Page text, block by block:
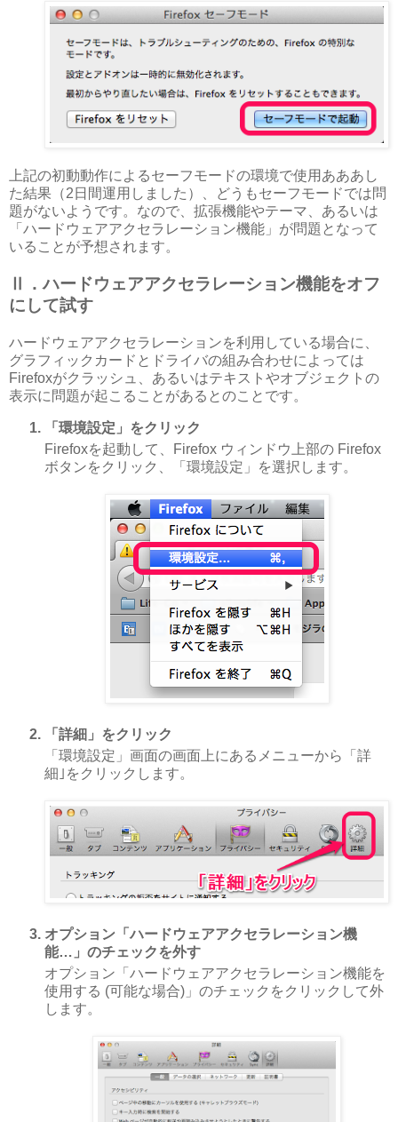
上記の初動動作によるセーフモードの環境で使用あああし
た結果（2日間運用しました）、どうもセーフモードでは問
題がないようです。なので、拡張機能やテーマ、あるいは
「ハードウェアアクセラレーション機能」が問題となって
いることが予想されます。
Ⅱ．ハードウェアアクセラレーション機能をオフ
にして試す
ハードウェアアクセラレーションを利用している場合に、
グラフィックカードとドライバの組み合わせによっては
Firefoxがクラッシュ、あるいはテキストやオブジェクトの
表示に問題が起こることがあるとのことです。
「環境設定」をクリック
Firefoxを起動して、Firefox ウィンドウ上部の Firefox
ボタンをクリック、「環境設定」を選択します。
「詳細」をクリック
「環境設定」画面の画面上にあるメニューから「詳
細｣をクリックします。
オプション「ハードウェアアクセラレーション機
能…」のチェックを外す
オプション「ハードウェアアクセラレーション機能を
使用する (可能な場合)」のチェックをクリックして外
します。